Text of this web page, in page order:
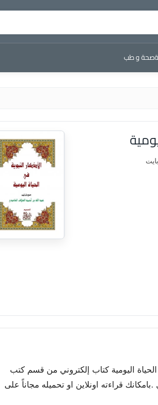
صحة و طب
الحياة اليومية كتاب إلكتروني من قسم كتب
قراءته اونلاين او تحميله مجاناً على